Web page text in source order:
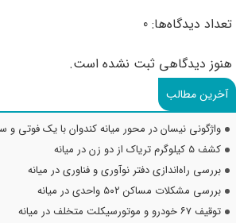
تعداد دیدگاه‌ها: 0
هنوز دیدگاهی ثبت نشده است.
آخرین مطالب
واژگونی نیسان در محور میانه کندوان با یک فوتی
کشف ۵ کیلوگرم تریاک از دو زن در میانه
بررسی راه‌اندازی دفتر نوآوری و فناوری در میانه
بررسی مشکلات مساکن ۵۰۲ واحدی در میانه
توقیف ۶۷ خودرو و موتورسیکلت متخلف در میانه